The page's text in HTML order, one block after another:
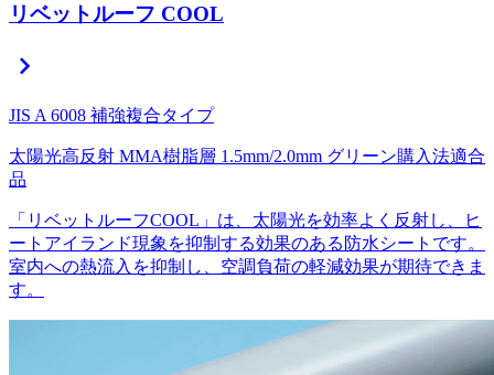
リベットルーフ COOL
chevron_right
JIS A 6008 補強複合タイプ
太陽光高反射 MMA樹脂層 1.5mm/2.0mm グリーン購入法適合
品
「リベットルーフCOOL」は、太陽光を効率よく反射し、ヒ
ートアイランド現象を抑制する効果のある防水シートです。
室内への熱流入を抑制し、空調負荷の軽減効果が期待できま
す。